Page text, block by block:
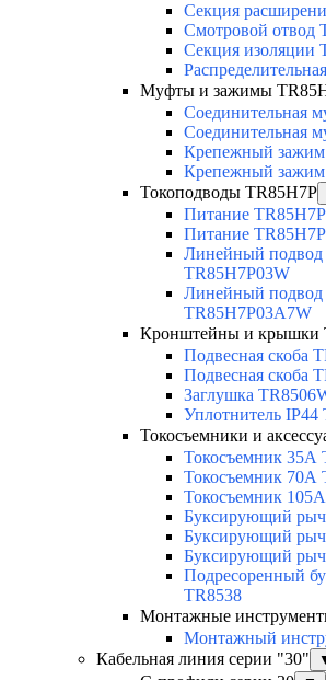
Секция
Смотровой отвод
Секция изоляции
Муфты и зажимы
Соединительная
Соединительная
Крепежный зажим
Крепежный зажим
Токоподводы TR85H7P
Питание
Питание
Линейный подвод
TR85H7P03W
Линейный подвод
TR85H7P03A7W
Кронштейны и крышки
Подвесная скоба
Подвесная скоба
Заглушка
Уплотнитель IP44
Токосъемники и
Токосъемник 35А
Токосъемник 70А
Токосъемник
Буксирующий
Буксирующий
Буксирующий
Подресоренный
TR8538
Монтажные
Монтажный
Кабельная линия серии "30"